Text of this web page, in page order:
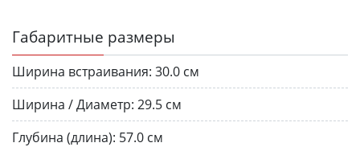
Габаритные размеры
Ширина встраивания: 30.0 см
Ширина / Диаметр: 29.5 см
Глубина (длина): 57.0 см